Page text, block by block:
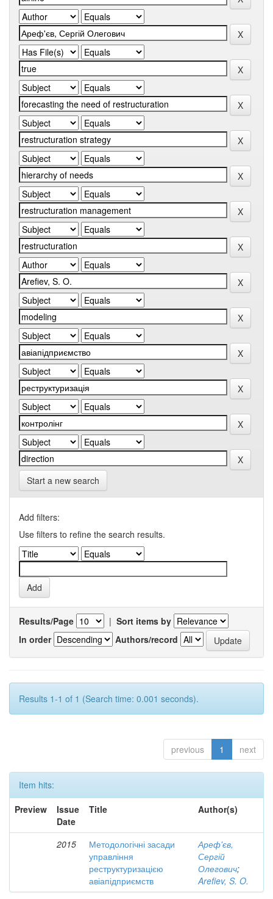
Start a new search
Add filters:
Use filters to refine the search results.
Results/Page | Sort items by
In order
Authors/record
Results 1-1 of 1 (Search time: 0.001 seconds).
previous 1 next
Item hits:
Preview
Issue
Date
Title Author(s)
2015
Методологічні засади
управління
реструктуризацією
авіапідприємств
Ареф'єв,
Сергій
Олегович;
Arefiev, S. O.